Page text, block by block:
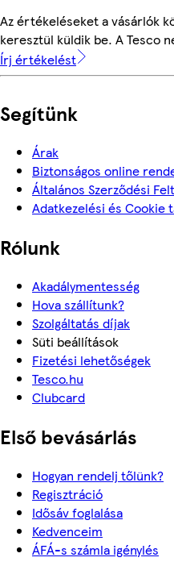
Az értékeléseket a vásárlók
keresztül küldik be. A Tesco
Írj értékelést
Segítünk
Árak
Biztonságos online
Általános Szerződési
Adatkezelési és Cookie
Rólunk
Akadálymentesség
Hova szállítunk?
Szolgáltatás díjak
Süti beállítások
Fizetési lehetőségek
Tesco.hu
Clubcard
Első bevásárlás
Hogyan rendelj tőlünk?
Regisztráció
Idősáv foglalása
Kedvenceim
ÁFÁ-s számla igénylés